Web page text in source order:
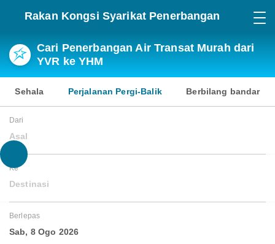
Rakan Kongsi Syarikat Penerbangan
Cari Penerbangan Air Transat Murah dari
YVR ke YHM
Sehala Perjalanan Pergi-Balik Berbilang bandar
Dari
Asal
Ke
Destinasi
Berlepas
Sab, 8 Ogo 2026